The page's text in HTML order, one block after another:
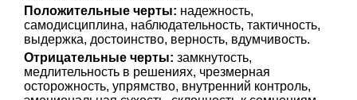
Положительные черты: надежность,
самодисциплина, наблюдательность, тактичность,
выдержка, достоинство, верность, вдумчивость.
Отрицательные черты: замкнутость,
медлительность в решениях, чрезмерная
осторожность, упрямство, внутренний контроль,